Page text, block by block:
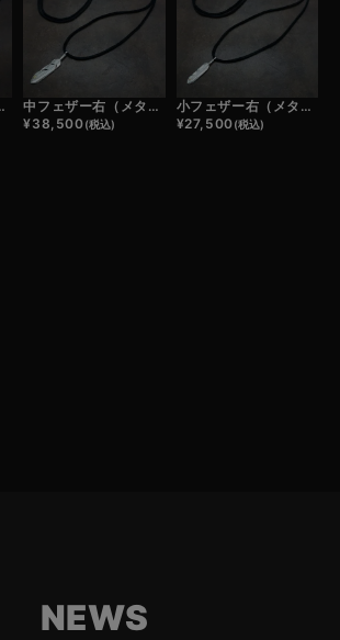
ズ/ネックレスカスタム
中フェザー右（メタル）×鹿革紐×アンティークビーズ/ネックレスカスタム
¥38,500(税込)
小フェザー右（メタル）×鹿革紐×アンティークビーズ/ネックレスカスタム
¥27,500(税込)
NEWS